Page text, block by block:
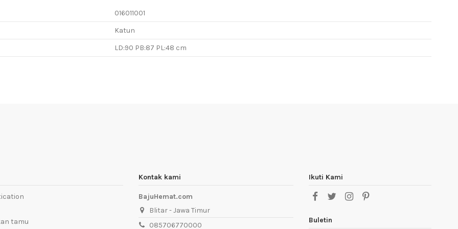
016011001
Katun
LD:90 PB:87 PL:48 cm
tamu
Kontak kami
BajuHemat.com
Blitar - Jawa Timur
085706770000
Ikuti Kami
Buletin